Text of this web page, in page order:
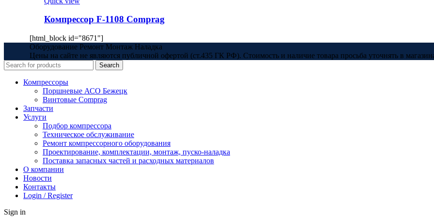
Компрессор F-1108 Comprag
[html_block id="8671"]
Оборудование Ремонт Монтаж Наладка
Цены на сайте не являются публичной офертой (ст.435 ГК РФ). Стоимость и наличие товара просьба уточнять в
Search
Компрессоры
Поршневые АСО Бежецк
Винтовые Comprag
Запчасти
Услуги
Подбор компрессора
Техническое обслуживание
Ремонт компрессорного оборудования
Проектирование, комплектации, монтаж, пуско-наладка
Поставка запасных частей и расходных материалов
О компании
Новости
Контакты
Login / Register
Sign in